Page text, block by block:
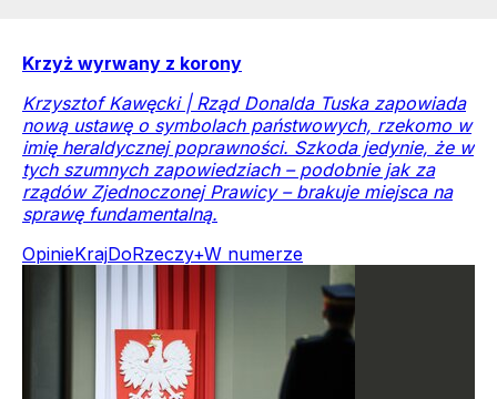
Krzyż wyrwany z korony
Krzysztof Kawęcki | Rząd Donalda Tuska zapowiada
nową ustawę o symbolach państwowych, rzekomo w
imię heraldycznej poprawności. Szkoda jedynie, że w
tych szumnych zapowiedziach – podobnie jak za
rządów Zjednoczonej Prawicy – brakuje miejsca na
sprawę fundamentalną.
OpinieKrajDoRzeczy+W numerze